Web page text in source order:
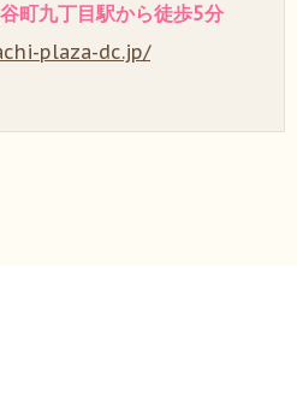
町九丁目駅から徒歩5分
plaza-dc.jp/